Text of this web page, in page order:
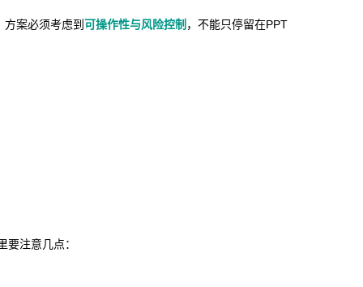
案必须考虑到 可操作性与风险控制 ，不能只停留在PPT
注意几点：